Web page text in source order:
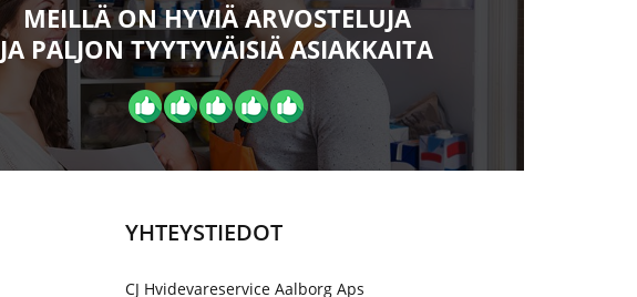
MEILLÄ ON HYVIÄ ARVOSTELUJA
JA PALJON TYYTYVÄISIÄ ASIAKKAITA
YHTEYSTIEDOT
CJ Hvidevareservice Aalborg Aps